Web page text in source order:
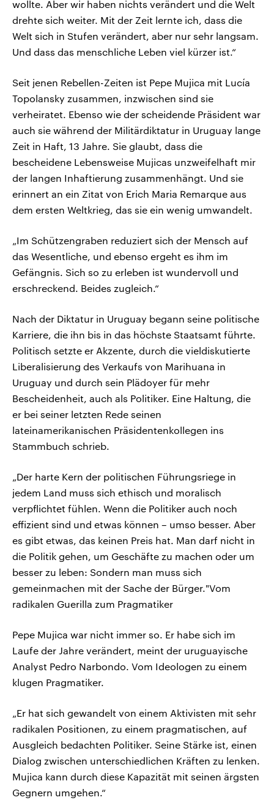
wollte. Aber wir haben nichts verändert und die Welt
drehte sich weiter. Mit der Zeit lernte ich, dass die
Welt sich in Stufen verändert, aber nur sehr langsam.
Und dass das menschliche Leben viel kürzer ist.“
Seit jenen Rebellen-Zeiten ist Pepe Mujica mit Lucía
Topolansky zusammen, inzwischen sind sie
verheiratet. Ebenso wie der scheidende Präsident war
auch sie während der Militärdiktatur in Uruguay lange
Zeit in Haft, 13 Jahre. Sie glaubt, dass die
bescheidene Lebensweise Mujicas unzweifelhaft mir
der langen Inhaftierung zusammenhängt. Und sie
erinnert an ein Zitat von Erich Maria Remarque aus
dem ersten Weltkrieg, das sie ein wenig umwandelt.
„Im Schützengraben reduziert sich der Mensch auf
das Wesentliche, und ebenso ergeht es ihm im
Gefängnis. Sich so zu erleben ist wundervoll und
erschreckend. Beides zugleich.“
Nach der Diktatur in Uruguay begann seine politische
Karriere, die ihn bis in das höchste Staatsamt führte.
Politisch setzte er Akzente, durch die vieldiskutierte
Liberalisierung des Verkaufs von Marihuana in
Uruguay und durch sein Plädoyer für mehr
Bescheidenheit, auch als Politiker. Eine Haltung, die
er bei seiner letzten Rede seinen
lateinamerikanischen Präsidentenkollegen ins
Stammbuch schrieb.
„Der harte Kern der politischen Führungsriege in
jedem Land muss sich ethisch und moralisch
verpflichtet fühlen. Wenn die Politiker auch noch
effizient sind und etwas können – umso besser. Aber
es gibt etwas, das keinen Preis hat. Man darf nicht in
die Politik gehen, um Geschäfte zu machen oder um
besser zu leben: Sondern man muss sich
gemeinmachen mit der Sache der Bürger."Vom
radikalen Guerilla zum Pragmatiker
Pepe Mujica war nicht immer so. Er habe sich im
Laufe der Jahre verändert, meint der uruguayische
Analyst Pedro Narbondo. Vom Ideologen zu einem
klugen Pragmatiker.
„Er hat sich gewandelt von einem Aktivisten mit sehr
radikalen Positionen, zu einem pragmatischen, auf
Ausgleich bedachten Politiker. Seine Stärke ist, einen
Dialog zwischen unterschiedlichen Kräften zu lenken.
Mujica kann durch diese Kapazität mit seinen ärgsten
Gegnern umgehen.“